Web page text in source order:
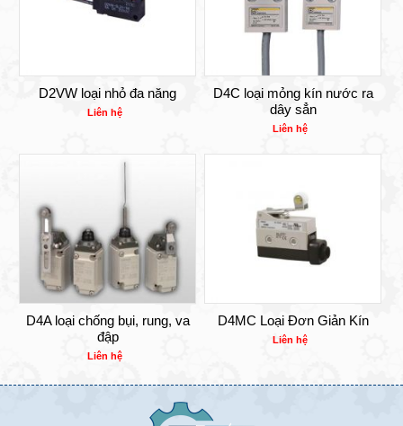
D2VW loại nhỏ đa năng
Liên hệ
D4C loại mỏng kín nước ra
dây sẳn
Liên hệ
D4A loại chống bụi, rung, va
đập
Liên hệ
D4MC Loại Đơn Giản Kín
Liên hệ